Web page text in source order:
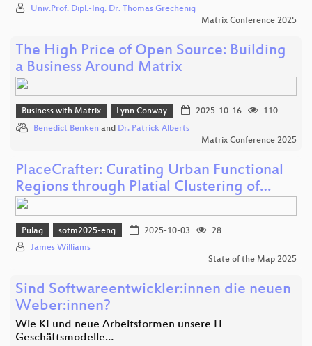
Univ.Prof. Dipl.-Ing. Dr. Thomas Grechenig
Matrix Conference 2025
The High Price of Open Source: Building
a Business Around Matrix
Business with Matrix Lynn Conway 2025-10-16
110
Benedict Benken and Dr. Patrick Alberts
Matrix Conference 2025
PlaceCrafter: Curating Urban Functional
Regions through Platial Clustering of…
Pulag sotm2025-eng 2025-10-03
28
James Williams
State of the Map 2025
Sind Softwareentwickler:innen die neuen
Weber:innen?
Wie KI und neue Arbeitsformen unsere IT-
Geschäftsmodelle…